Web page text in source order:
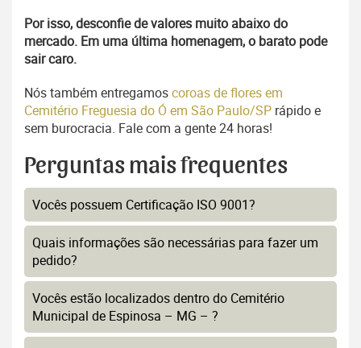
Por isso, desconfie de valores muito abaixo do
mercado. Em uma última homenagem, o barato pode
sair caro.
Nós também entregamoscoroas de flores em
Cemitério Freguesia do Ó em São Paulo/SP rápido e
sem burocracia. Fale com a gente 24 horas!
Perguntas mais frequentes
Vocês possuem Certificação ISO 9001?
Quais informações são necessárias para fazer um
pedido?
Vocês estão localizados dentro do Cemitério
Municipal de Espinosa – MG – ?